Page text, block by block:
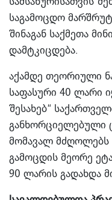
საგამოცდო
შინაგან საქმეთა
დამტკიცდება.
აქამდე თეორიული
საფასური 40 ლარი
შესახებ“
განხორციელებული
მომავალ მძღოლებს
გამოცდის მეორე
90 ლარის გადახდა